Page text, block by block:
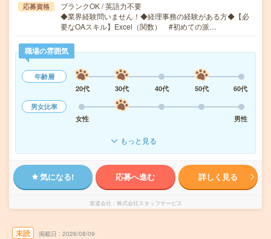
応募資格
ブランクOK / 英語力不要
◆業界経験問いません！◆経理事務の経験がある方◆【必
要なOAスキル】Excel（関数） #初めての派…
職場の雰囲気
年齢層
20代
30代 40代 50代
60代
男女比率
女性
男性
もっと見る
気になる! 応募へ進む 詳しく見る
派遣会社 株式会社スタッフサービス
未読 掲載日 2026/08/09